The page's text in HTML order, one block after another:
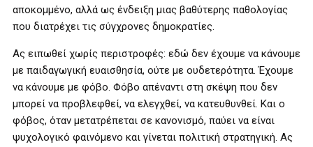
αποκομμένο, αλλά ως ένδειξη μιας βαθύτερης παθολογίας
που διατρέχει τις σύγχρονες δημοκρατίες.
Ας ειπωθεί χωρίς περιστροφές: εδώ δεν έχουμε να κάνουμε
με παιδαγωγική ευαισθησία, ούτε με ουδετερότητα. Έχουμε
να κάνουμε με φόβο. Φόβο απέναντι στη σκέψη που δεν
μπορεί να προβλεφθεί, να ελεγχθεί, να κατευθυνθεί. Και ο
φόβος, όταν μετατρέπεται σε κανονισμό, παύει να είναι
ψυχολογικό φαινόμενο και γίνεται πολιτική στρατηγική. Ας